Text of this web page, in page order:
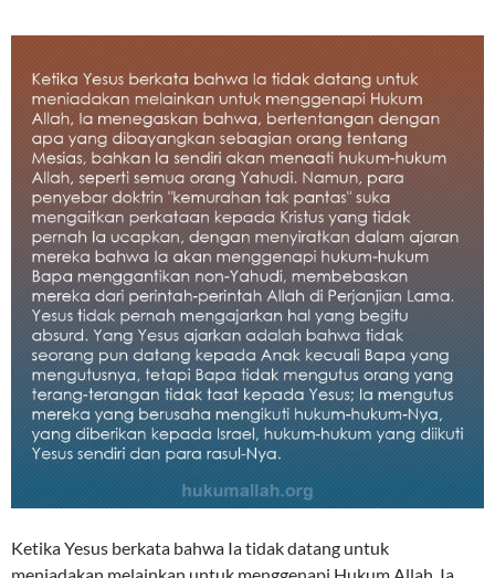
Ketika Yesus berkata bahwa Ia tidak datang untuk